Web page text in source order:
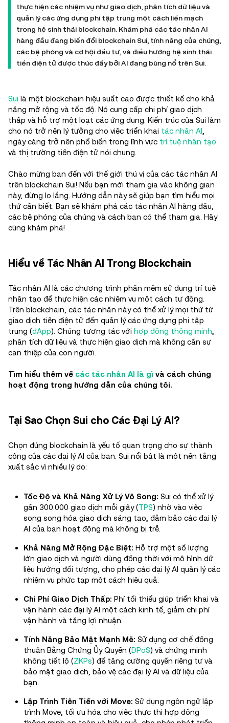
thực hiện các nhiệm vụ như giao dịch, phân tích dữ liệu và
quản lý các ứng dụng phi tập trung một cách liền mạch
trong hệ sinh thái blockchain. Khám phá các tác nhân AI
hàng đầu đang biến đổi blockchain Sui, tính năng của chúng,
các bệ phóng và cơ hội đầu tư, và điều hướng hệ sinh thái
tiền điện tử được thúc đẩy bởi AI đang bùng nổ trên Sui.
Sui là một blockchain hiệu suất cao được thiết kế cho khả
năng mở rộng và tốc độ. Nó cung cấp chi phí giao dịch
thấp và hỗ trợ một loạt các ứng dụng. Kiến trúc của Sui làm
cho nó trở nên lý tưởng cho việc triển khai tác nhân AI
ngày càng trở nên phổ biến trong lĩnh vực trí tuệ nhân tạo
và thị trường tiền điện tử nói chung.
Chào mừng bạn đến với thế giới thú vị của các tác nhân AI
trên blockchain Sui! Nếu bạn mới tham gia vào không gian
này, đừng lo lắng. Hướng dẫn này sẽ giúp bạn tìm hiểu mọi
thứ cần biết. Bạn sẽ khám phá các tác nhân AI hàng đầu,
các bệ phóng của chúng và cách bạn có thể tham gia. Hãy
cùng khám phá!
Hiểu về Tác Nhân AI Trong Blockchain
Tác nhân AI là các chương trình phần mềm sử dụng trí tuệ
nhân tạo để thực hiện các nhiệm vụ một cách tự động.
Trên blockchain, các tác nhân này có thể xử lý mọi thứ từ
giao dịch tiền điện tử đến quản lý các ứng dụng phi tập
trung (dApp). Chúng tương tác với hợp đồng thông minh
phân tích dữ liệu và thực hiện giao dịch mà không cần sự
can thiệp của con người.
Tìm hiểu thêm về các tác nhân AI là gì và cách chúng
hoạt động trong hướng dẫn của chúng tôi.
Tại Sao Chọn Sui cho Các Đại Lý AI?
Chọn đúng blockchain là yếu tố quan trọng cho sự thành
công của các đại lý AI của bạn. Sui nổi bật là một nền tảng
xuất sắc vì nhiều lý do:
Tốc Độ và Khả Năng Xử Lý Vô Song: Sui có thể xử lý
gần 300.000 giao dịch mỗi giây (TPS) nhờ vào việc
song song hóa giao dịch sáng tạo, đảm bảo các đại lý
AI của bạn hoạt động mà không bị trễ.
Khả Năng Mở Rộng Đặc Biệt: Hỗ trợ một số lượng
lớn giao dịch và người dùng đồng thời với mô hình dữ
liệu hướng đối tượng, cho phép các đại lý AI quản lý các
nhiệm vụ phức tạp một cách hiệu quả.
Chi Phí Giao Dịch Thấp: Phí tối thiểu giúp triển khai và
vận hành các đại lý AI một cách kinh tế, giảm chi phí
vận hành và tăng lợi nhuận.
Tính Năng Bảo Mật Mạnh Mẽ: Sử dụng cơ chế đồng
thuận Bằng Chứng Ủy Quyền (DPoS) và chứng minh
không tiết lộ (ZKPs) để tăng cường quyền riêng tư và
bảo mật giao dịch, bảo vệ các đại lý AI và dữ liệu của
bạn.
Lập Trình Tiên Tiến với Move: Sử dụng ngôn ngữ lập
trình Move, tối ưu hóa cho việc thực thi hợp đồng